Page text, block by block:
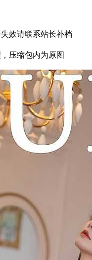
效请联系站长补档
压缩包内为原图